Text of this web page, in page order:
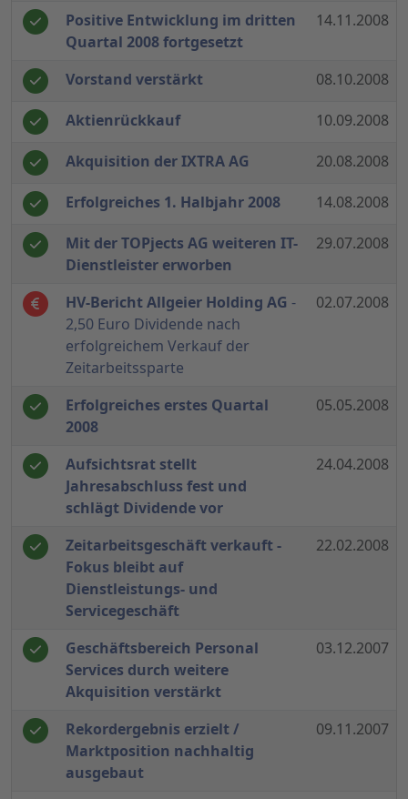
Positive Entwicklung im dritten
Quartal 2008 fortgesetzt
14.11.2008
Vorstand verstärkt 08.10.2008
Aktienrückkauf 10.09.2008
Akquisition der IXTRA AG 20.08.2008
Erfolgreiches 1. Halbjahr 2008 14.08.2008
Mit der TOPjects AG weiteren IT-
Dienstleister erworben
29.07.2008
HV-Bericht Allgeier Holding AG -
2,50 Euro Dividende nach
erfolgreichem Verkauf der
Zeitarbeitssparte
02.07.2008
Erfolgreiches erstes Quartal
2008
05.05.2008
Aufsichtsrat stellt
Jahresabschluss fest und
schlägt Dividende vor
24.04.2008
Zeitarbeitsgeschäft verkauft -
Fokus bleibt auf
Dienstleistungs- und
Servicegeschäft
22.02.2008
Geschäftsbereich Personal
Services durch weitere
Akquisition verstärkt
03.12.2007
Rekordergebnis erzielt /
Marktposition nachhaltig
ausgebaut
09.11.2007